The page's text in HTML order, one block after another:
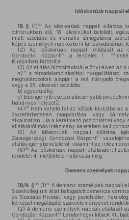
Időskorúak nappali
18. § (1)82
Az időskorúak nappali ellátása
otthonukban élő, 18. életévüket betöltött,
miatt szociális és mentális támogatásra
képes személyek napközbeni tartózkodásának
(2) Az időskorúak nappali ellátását az
Gondozási Központ83 a rendelet 1. 84
Klubjaiban biztosítja.
(3) Az ellátás biztosításánál előnyt élvez az a
a)85 a társadalombiztosítási nyugellátásról
meghatározottak alapján a reá irányadó
vagy a 65. életévét betöltötte
b) egyedülálló,
c) több igénylő esetén alacsonyabb
hátrányos helyzetű.
(4)86 Nem vehető fel az idősek klubjába az a
összeférhetetlen magatartása, vagy
alkalmatlan. Ha a kérelmező pszichiátriai vagy
ellátásáról más intézmény keretében kell
(5) Az időskorúak nappali ellátása
Zalaegerszegi Gondozási Központ87
ellátás igénybevételéről, valamint az
(6)88 Az időskorúak nappali ellátásáért
rendelet 4. melléklete határozza meg.
Demens személyek
18/A. § 89 (1)90 A demens személyek nappali
Szakkollégium által befogadott demencia
és Szociális Hivatal, vagy pszichiáter,
kórképet megállapító szakvéleményével
(2) A demens személyek nappali ellátását
Gondozási Központ91 Landorhegyi Idősek